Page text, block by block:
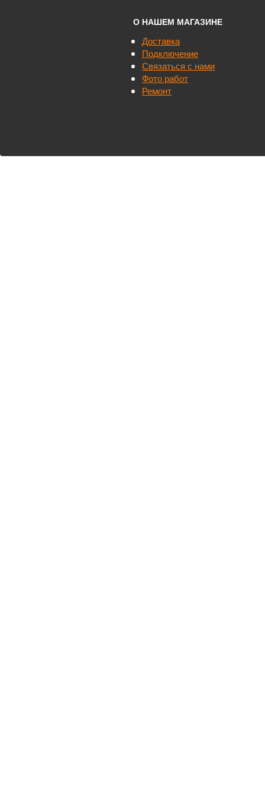
О НАШЕМ МАГАЗИНЕ
Доставка
Подключение
Связаться с нами
Фото работ
Ремонт